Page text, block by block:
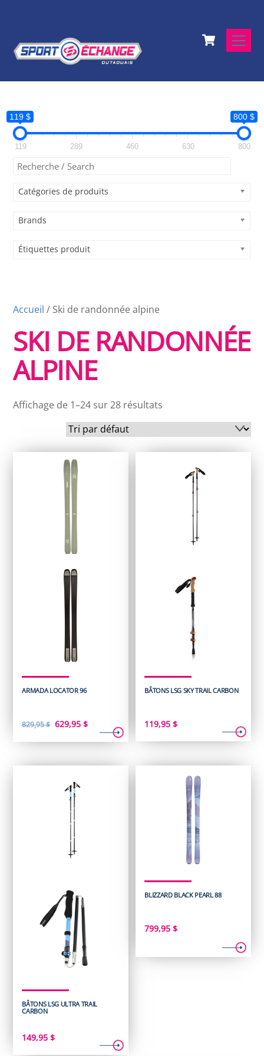
Cart
Accueil / Ski de randonnée alpine
SKI DE RANDONNÉE
ALPINE
Affichage de 1–24 sur 28 résultats
ARMADA LOCATOR 96
829,95$ Le
était :
829,95 $.
629,95$Le
est :
BÂTONS LSG SKY TRAIL CARBON
119,95$
BÂTONS LSG ULTRA TRAIL
CARBON
149,95$
BLIZZARD BLACK PEARL 88
799,95$
119 $ 800 $
119 289 460 630 800
Catégories de produits
Brands
Étiquettes produit